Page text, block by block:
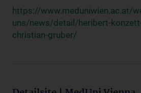
https://www.meduniwien.ac.at/
uns/news/detail/heribert-
christian-gruber/